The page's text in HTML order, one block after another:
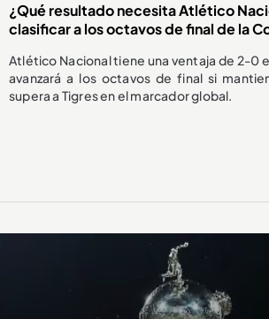
¿Qué resultado necesita Atlético
clasificar a los octavos de final de la
Atlético Nacional tiene una ventaja de 2-0
avanzará a los octavos de final si
supera a Tigres en el marcador global.